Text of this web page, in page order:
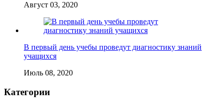
Август 03, 2020
В первый день учебы проведут диагностику знаний
учащихся
Июль 08, 2020
Категории